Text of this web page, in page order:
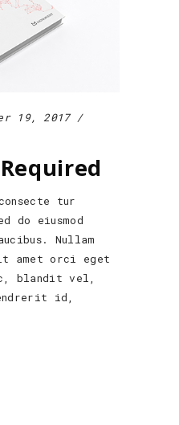
19, 2017
tur
do eiusmod
Nullam
amet orci eget
blandit vel,
id,